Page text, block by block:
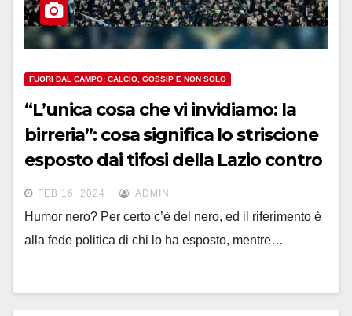
FUORI DAL CAMPO: CALCIO, GOSSIP E NON SOLO
“L’unica cosa che vi invidiamo: la
birreria”: cosa significa lo striscione
esposto dai tifosi della Lazio contro
il Bayern?
FEB 16, 2024 ADMIN
Humor nero? Per certo c’è del nero, ed il riferimento è
alla fede politica di chi lo ha esposto, mentre…